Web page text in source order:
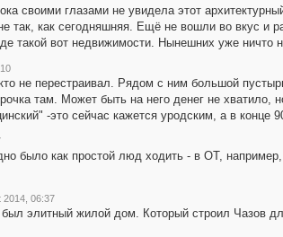
своими глазами не увидела этот
так, как сегодняшняя. Ещё не вошли во вкус и
такой вот недвижимости. Нынешних уже
не перестраивал. Рядом с ним большой
там. Может быть на него денег не
-это сейчас кажется уродским, а в конце
было как простой люд ходить - в ОТ,
2014, 06:37
был элитный жилой дом. Который строил Чазов